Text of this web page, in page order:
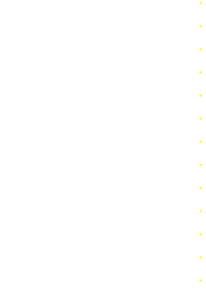
・
・
・
・
・
・
・
・
・
・
・
・
・